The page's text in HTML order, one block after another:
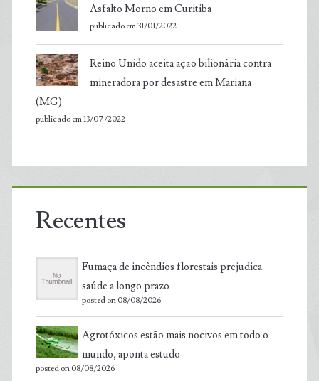
Asfalto Morno em Curitiba
publicado em 31/01/2022
Reino Unido aceita ação bilionária contra
mineradora por desastre em Mariana
(MG)
publicado em 13/07/2022
Recentes
Fumaça de incêndios florestais prejudica
saúde a longo prazo
posted on 08/08/2026
Agrotóxicos estão mais nocivos em todo o
mundo, aponta estudo
posted on 08/08/2026